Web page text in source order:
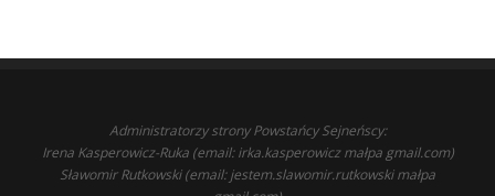
Administratorzy strony Powstańcy Sejneńscy:
Irena Kasperowicz-Ruka (email: irka.kasperowicz małpa gmail.com)
Sławomir Rutkowski (email: jestem.slawomir.rutkowski małpa